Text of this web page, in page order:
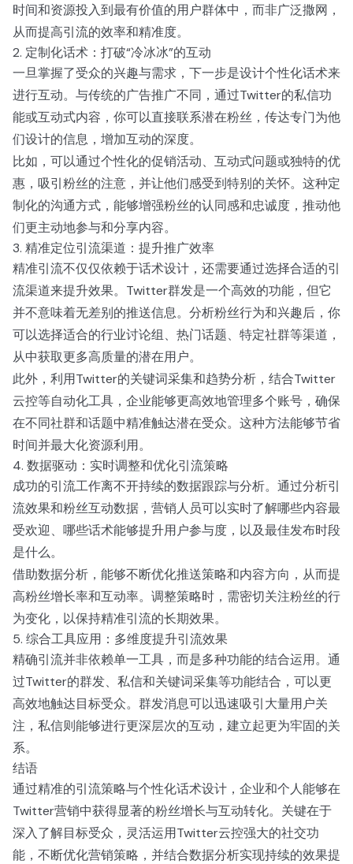
时间和资源投入到最有价值的用户群体中，而非广泛撒网，
从而提高引流的效率和精准度。
2. 定制化话术：打破“冷冰冰”的互动
一旦掌握了受众的兴趣与需求，下一步是设计个性化话术来
进行互动。与传统的广告推广不同，通过Twitter的私信功
能或互动式内容，你可以直接联系潜在粉丝，传达专门为他
们设计的信息，增加互动的深度。
比如，可以通过个性化的促销活动、互动式问题或独特的优
惠，吸引粉丝的注意，并让他们感受到特别的关怀。这种定
制化的沟通方式，能够增强粉丝的认同感和忠诚度，推动他
们更主动地参与和分享内容。
3. 精准定位引流渠道：提升推广效率
精准引流不仅仅依赖于话术设计，还需要通过选择合适的引
流渠道来提升效果。Twitter群发是一个高效的功能，但它
并不意味着无差别的推送信息。分析粉丝行为和兴趣后，你
可以选择适合的行业讨论组、热门话题、特定社群等渠道，
从中获取更多高质量的潜在用户。
此外，利用Twitter的关键词采集和趋势分析，结合Twitter
云控等自动化工具，企业能够更高效地管理多个账号，确保
在不同社群和话题中精准触达潜在受众。这种方法能够节省
时间并最大化资源利用。
4. 数据驱动：实时调整和优化引流策略
成功的引流工作离不开持续的数据跟踪与分析。通过分析引
流效果和粉丝互动数据，营销人员可以实时了解哪些内容最
受欢迎、哪些话术能够提升用户参与度，以及最佳发布时段
是什么。
借助数据分析，能够不断优化推送策略和内容方向，从而提
高粉丝增长率和互动率。调整策略时，需密切关注粉丝的行
为变化，以保持精准引流的长期效果。
5. 综合工具应用：多维度提升引流效果
精确引流并非依赖单一工具，而是多种功能的结合运用。通
过Twitter的群发、私信和关键词采集等功能结合，可以更
高效地触达目标受众。群发消息可以迅速吸引大量用户关
注，私信则能够进行更深层次的互动，建立起更为牢固的关
系。
结语
通过精准的引流策略与个性化话术设计，企业和个人能够在
Twitter营销中获得显著的粉丝增长与互动转化。关键在于
深入了解目标受众，灵活运用Twitter云控强大的社交功
能，不断优化营销策略，并结合数据分析实现持续的效果提